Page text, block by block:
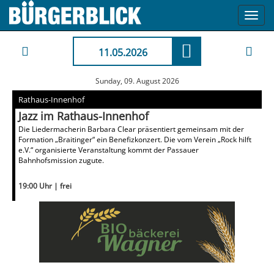
11.05.2026
Sunday, 09. August 2026
Rathaus-Innenhof
Jazz im Rathaus-Innenhof
Die Liedermacherin Barbara Clear präsentiert gemeinsam mit der
Formation „Braitinger“ ein Benefizkonzert. Die vom Verein „Rock hilft
e.V.“ organisierte Veranstaltung kommt der Passauer
Bahnhofsmission zugute.
19:00 Uhr | frei